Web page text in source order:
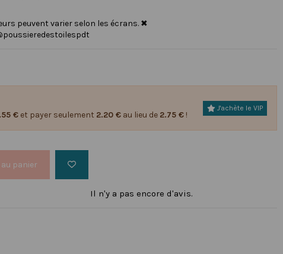
peuvent varier selon les écrans. ✖
€et payer seulement 2.20 €au lieu de 2.75 €!
J'achète le VIP
panier
Il n'y a pas encore d'avis.